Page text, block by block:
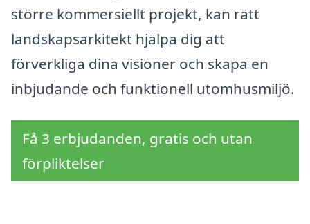
större kommersiellt projekt, kan rätt
landskapsarkitekt hjälpa dig att
förverkliga dina visioner och skapa en
inbjudande och funktionell utomhusmiljö.
Få 3 erbjudanden, gratis och utan
förpliktelser